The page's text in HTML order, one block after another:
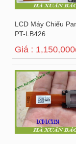
LCD Máy Chiếu
PT-LB426
Giá :